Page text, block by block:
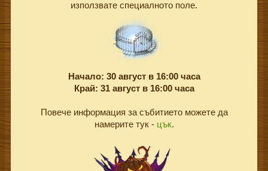
използвате специалното поле.
Начало: 30 август в 16:00 часа
Край: 31 август в 16:00 часа
Повече информация за събитието можете да
намерите тук - цък.